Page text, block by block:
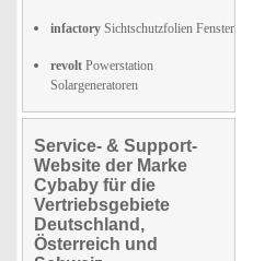
infactory Sichtschutzfolien Fenster
revolt Powerstation
Solargeneratoren
Service- & Support-
Website der Marke
Cybaby für die
Vertriebsgebiete
Deutschland,
Österreich und